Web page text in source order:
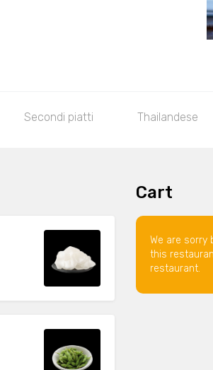
Secondi piatti Thailandese
Cart
We are
this
restaurant.